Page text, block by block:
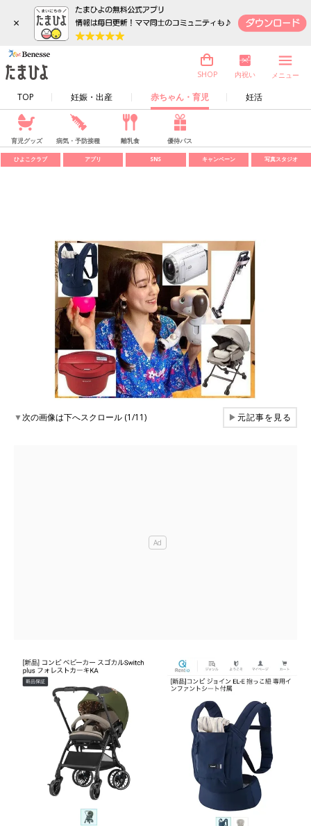
×
TOP 妊娠・出産 赤ちゃん・育児 妊活
SHOP 内祝い メニュー
育児グッズ 病気・予防接種 離乳食 優待パス
ひよこクラブ アプリ SNS キャンペーン 写真スタジオ
▼次の画像は下へスクロール (1/11) ▶元記事を見る